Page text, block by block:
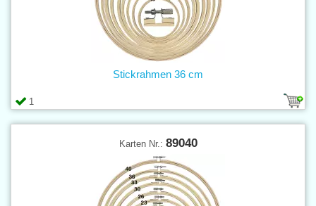
1
Stickrahmen 36 cm
Karten Nr.: 89040